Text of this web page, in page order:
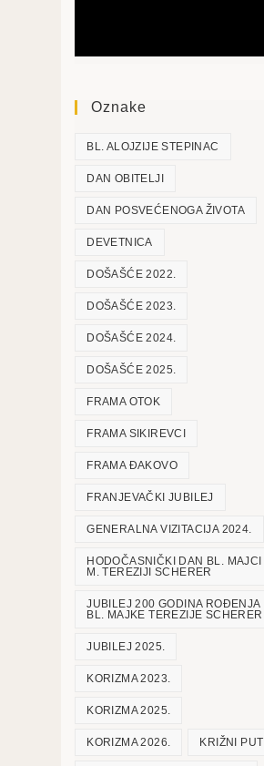
Oznake
BL. ALOJZIJE STEPINAC
DAN OBITELJI
DAN POSVEĆENOGA ŽIVOTA
DEVETNICA
DOŠAŠĆE 2022.
DOŠAŠĆE 2023.
DOŠAŠĆE 2024.
DOŠAŠĆE 2025.
FRAMA OTOK
FRAMA SIKIREVCI
FRAMA ĐAKOVO
FRANJEVAČKI JUBILEJ
GENERALNA VIZITACIJA 2024.
HODOČASNIČKI DAN BL. MAJCI
M. TEREZIJI SCHERER
JUBILEJ 200 GODINA ROĐENJA
BL. MAJKE TEREZIJE SCHERER
JUBILEJ 2025.
KORIZMA 2023.
KORIZMA 2025.
KORIZMA 2026. KRIŽNI PUT